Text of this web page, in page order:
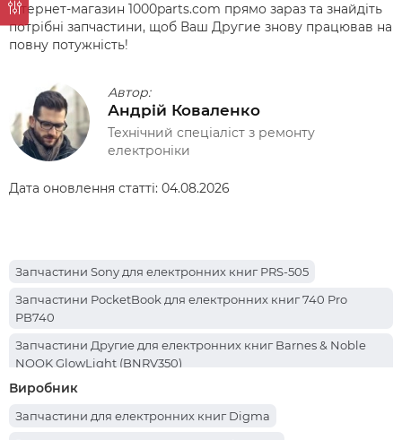
інтернет-магазин 1000parts.com прямо зараз та знайдіть
потрібні запчастини, щоб Ваш Другие знову працював на
повну потужність!
Автор:
Андрій Коваленко
Технічний спеціаліст з ремонту
електроніки
Дата оновлення статті: 04.08.2026
Запчастини Sony для електронних книг PRS-505
Запчастини PocketBook для електронних книг 740 Pro
PB740
Запчастини Другие для електронних книг Barnes & Noble
NOOK GlowLight (BNRV350)
Запчастини PocketBook для електронних книг 741 (PB741-N-
Виробник
Запчастини для електронних книг Digma